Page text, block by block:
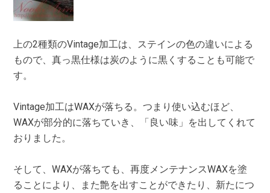
上の2種類のVintage加工は、ステインの色の違いによる
もので、真っ黒仕様は炭のように黒くすることも可能で
す。
Vintage加工はWAXが落ちる。つまり使い込むほど、
WAXが部分的に落ちていき、「良い味」を出してくれて
おりました。
そして、WAXが落ちても、再度メンテナンスWAXを塗
ることにより、また艶を出すことができたり、新たにつ